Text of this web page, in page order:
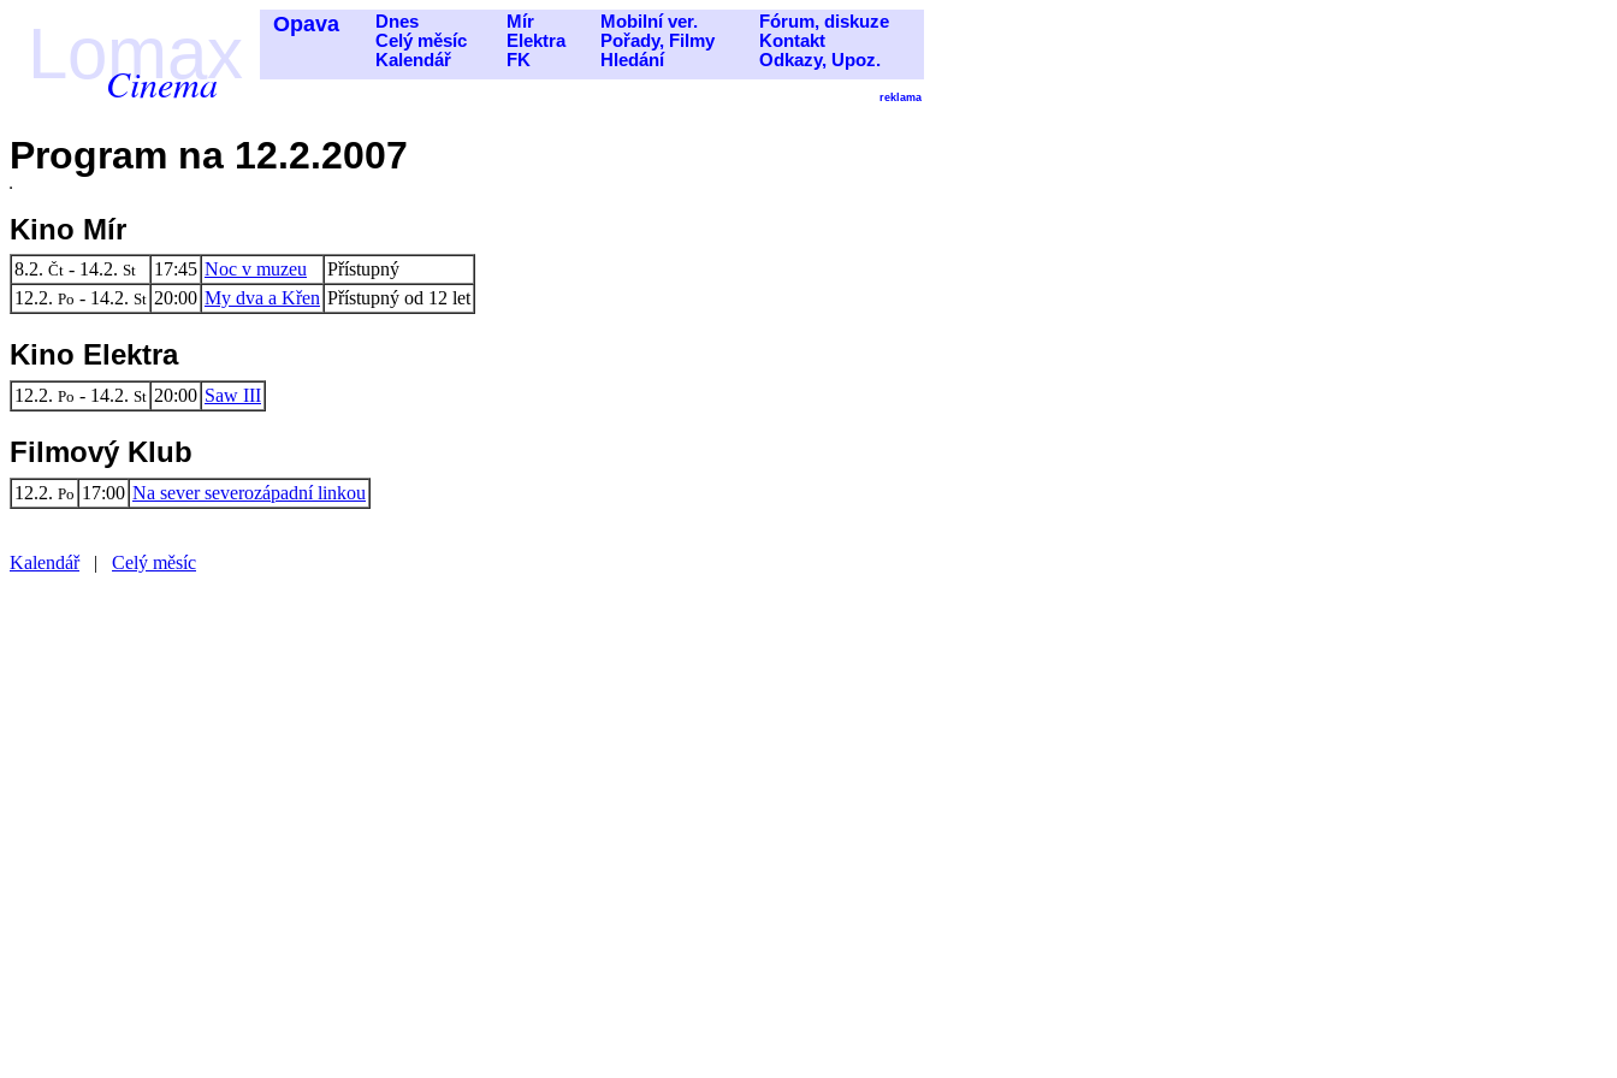
Lomax
Cinema
Opava
Dnes
Celý měsíc
Kalendář
Mír
Elektra
FK
Mobilní ver.
Pořady, Filmy
Hledání
Fórum, diskuze
Kontakt
Odkazy, Upoz.
reklama
Program na 12.2.2007
Kino Mír
8.2. Čt - 14.2. St 17:45 Noc v muzeu
Přístupný
12.2. Po - 14.2. St 20:00 My dva a Křen Přístupný od 12 let
Kino Elektra
12.2. Po - 14.2. St 20:00 Saw III
Filmový Klub
12.2. Po 17:00 Na sever severozápadní linkou
Kalendář| Celý měsíc